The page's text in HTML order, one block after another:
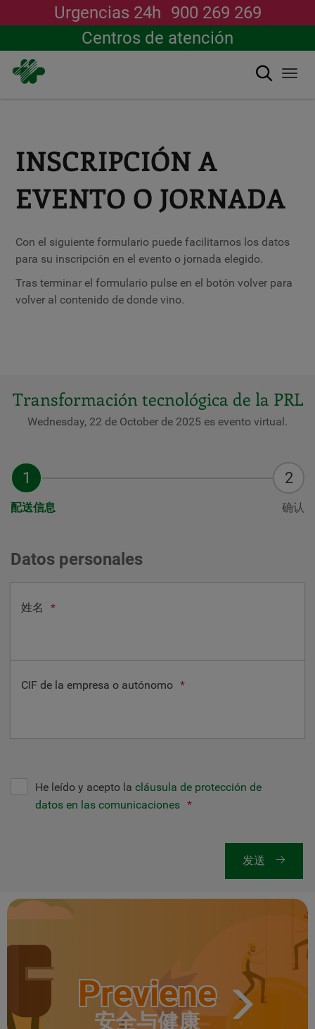
Urgencias 24h 900 269 269
Centros de atención
搜索
INSCRIPCIÓN A
EVENTO O JORNADA
Con el siguiente formulario puede facilitarnos los datos
para su inscripción en el evento o jornada elegido.
Tras terminar el formulario pulse en el botón volver para
volver al contenido de donde vino.
Transformación tecnológica de la PRL
Wednesday, 22 de October de 2025 es evento virtual.
配送信息 确认
Datos personales
姓名 *
CIF de la empresa o autónomo *
He leído y acepto la cláusula de protección de
datos en las comunicaciones *
发送
Previene
安全与健康